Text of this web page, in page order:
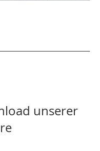
unserer